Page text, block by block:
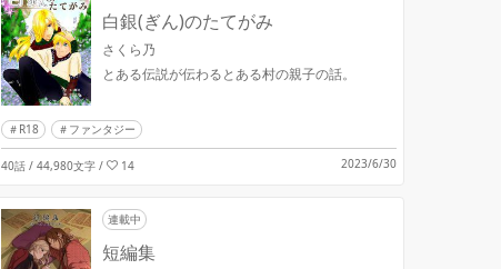
白銀(ぎん)のたてがみ
さくら乃
とある伝説が伝わるとある村の親子の話。
R18 ファンタジー
40話 / 44,980文字 / 14 2023/6/30
連載中
短編集